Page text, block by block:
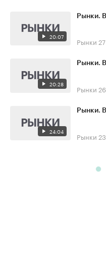
20:07
Рынки.
Рынки
20:28
Рынки.
Рынки
24:04
Рынки.
Рынки